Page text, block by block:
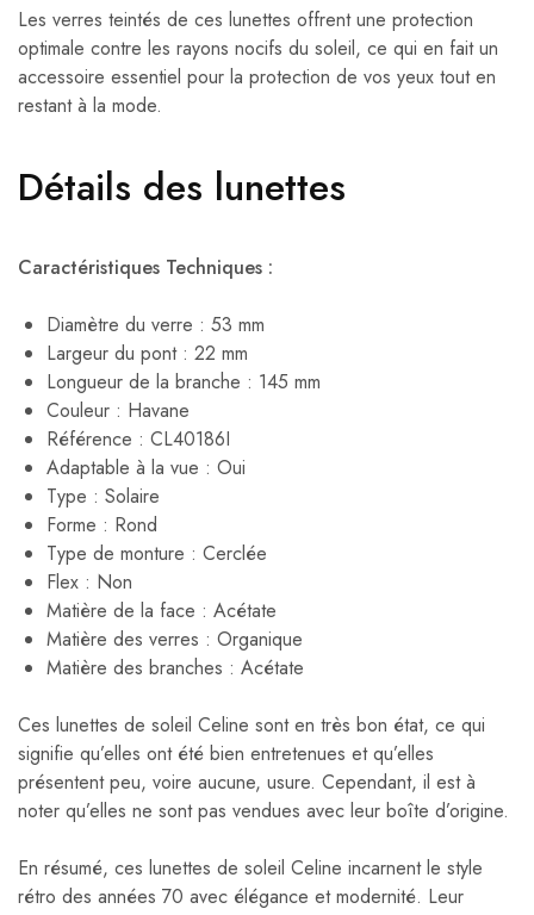
Les verres teintés de ces lunettes offrent une protection
optimale contre les rayons nocifs du soleil, ce qui en fait un
accessoire essentiel pour la protection de vos yeux tout en
restant à la mode.
Détails des lunettes
Caractéristiques Techniques :
Diamètre du verre : 53 mm
Largeur du pont : 22 mm
Longueur de la branche : 145 mm
Couleur : Havane
Référence : CL40186I
Adaptable à la vue : Oui
Type : Solaire
Forme : Rond
Type de monture : Cerclée
Flex : Non
Matière de la face : Acétate
Matière des verres : Organique
Matière des branches : Acétate
Ces lunettes de soleil Celine sont en très bon état, ce qui
signifie qu’elles ont été bien entretenues et qu’elles
présentent peu, voire aucune, usure. Cependant, il est à
noter qu’elles ne sont pas vendues avec leur boîte d’origine.
En résumé, ces lunettes de soleil Celine incarnent le style
rétro des années 70 avec élégance et modernité. Leur